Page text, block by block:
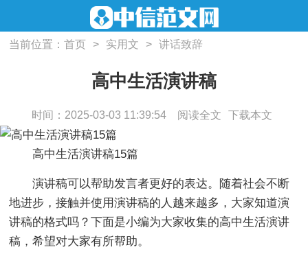
当前位置：首页 > 实用文 > 讲话致辞
高中生活演讲稿
时间：2025-03-03 11:39:54 阅读全文 下载本文
高中生活演讲稿15篇
演讲稿可以帮助发言者更好的表达。随着社会不断
地进步，接触并使用演讲稿的人越来越多，大家知道演
讲稿的格式吗？下面是小编为大家收集的高中生活演讲
稿，希望对大家有所帮助。